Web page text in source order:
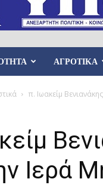
ΑΓΡΟΤΙΚΑ
π. Ιωακείμ
Ιερά